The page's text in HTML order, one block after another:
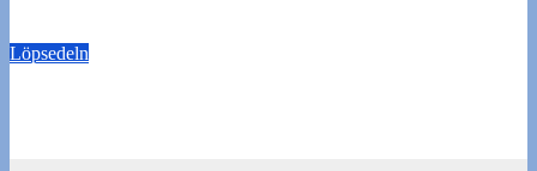
Löpsedeln